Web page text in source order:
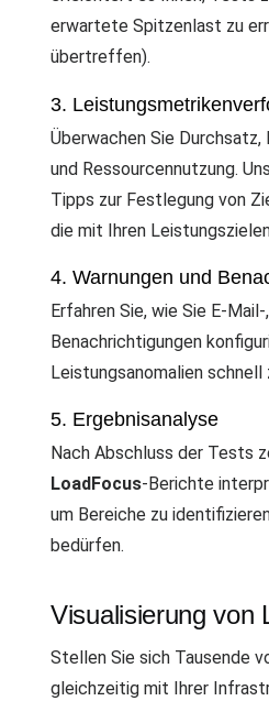
erwartete Spitzenlast zu
übertreffen).
3.
Überwachen Sie
und Ressourcennutzung.
Tipps zur Festlegung von
die mit Ihren
4. Warnungen und
Erfahren Sie, wie Sie E-
Benachrichtigungen
Leistungsanomalien schnell
5. Ergebnisanalyse
Nach Abschluss der Tests
LoadFocus-Berichte
um Bereiche zu
bedürfen.
Visualisierung von
Stellen Sie sich Tausende
gleichzeitig mit Ihrer